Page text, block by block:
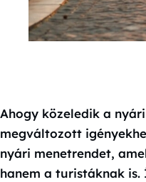
Ahogy közeledik a
megváltozott
nyári menetrendet,
hanem a turistáknak